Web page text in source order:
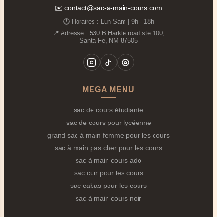
extras superflus pour vous offrir le meilleur
du marché avec chaque Sac à Main Pas
Cher pour les Cours .
Pourquoi Choisir un Sac à Main Pas
Cher pour les Cours ?
Économique mais pas cheap: Nos prix
19,90€
rivalisent avec des sacs deux fois plus chers. Parfait
pour celles qui changent de sac chaque année ou qui
veulent plusieurs modèles pour varier les styles.
Adapté à la vie étudiante
aux besoins réels des étudiantes et lycéennes –
transport de livres, organisation des affaires,
résistance au quotidien.
✉️ contact@sac-a-main-cours.com
🕐 Horaires : Lun‑Sam | 9h - 18h
📍 Adresse : 530 B Harkle road ste 100,
Santa Fe, NM 87505
MEGA MENU
sac de cours étudiante
sac de cours pour lycéenne
grand sac à main femme pour les cours
sac à main pas cher pour les cours
sac à main cours ado
sac cuir pour les cours
sac cabas pour les cours
sac à main cours noir